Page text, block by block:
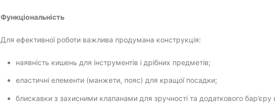
Функціональність
Для ефективної роботи важлива продумана конструкція:
наявність кишень для інструментів і дрібних предметів;
еластичні елементи (манжети, пояс) для кращої посадки;
блискавки з захисними клапанами для зручності та додаткового бар’єру